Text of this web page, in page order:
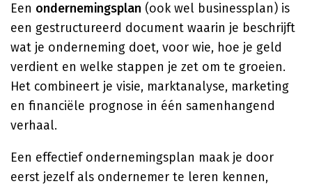
Een ondernemingsplan (ook wel businessplan) is
een gestructureerd document waarin je beschrijft
wat je onderneming doet, voor wie, hoe je geld
verdient en welke stappen je zet om te groeien.
Het combineert je visie, marktanalyse, marketing
en financiële prognose in één samenhangend
verhaal.
Een effectief ondernemingsplan maak je door
eerst jezelf als ondernemer te leren kennen,